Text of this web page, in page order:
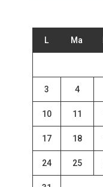
L Ma
3 4
10 11
17 18
24 25